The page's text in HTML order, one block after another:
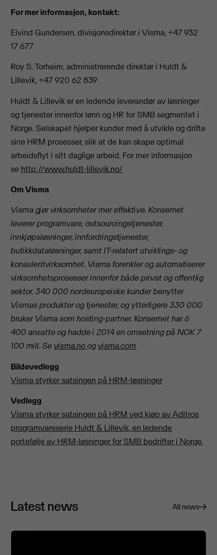
For mer informasjon, kontakt:
Eivind Gundersen, divisjonsdirektør i Visma, +47 932
17 677
Roy S. Torheim, administrerende direktør i Huldt &
Lillevik, +47 920 62 839
Huldt & Lillevik er en ledende leverandør av løsninger
og tjenester innenfor lønn og HR for SMB segmentet i
Norge. Selskapet hjelper kunder med å utvikle og drifte
sine HRM prosesser, slik at de kan skape optimal
arbeidsflyt i sitt daglige arbeid. For mer informasjon
se http://www.huldt-lillevik.no/
Om Visma
Visma gjør virksomheter mer effektive. Konsernet
leverer programvare, outsourcingstjenester,
innkjøpsløsninger, innfordringstjenester,
butikkdataløsninger, samt IT-relatert utviklings- og
konsulentvirksomhet. Visma forenkler og automatiserer
virksomhetsprosesser innenfor både privat og offentlig
sektor. 340 000 nordeuropeiske kunder benytter
Vismas produkter og tjenester, og ytterligere 330 000
bruker Visma som hosting-partner. Konsernet har 6
400 ansatte og hadde i 2014 en omsetning på NOK 7
100 mill. Se visma.noog visma.com
Bildevedlegg
Visma styrker satsingen på HRM-løsninger
Vedlegg
Visma styrker satsingen på HRM ved kjøp av Aditros
programvareserie Huldt & Lillevik, en ledende
portefølje av HRM-løsninger for SMB bedrifter i Norge.
Latest news All news